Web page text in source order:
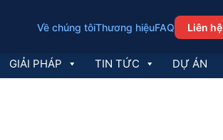
Về chúng tôiThương hiệuFAQ Liên hệ
GIẢI PHÁP TIN TỨC DỰ ÁN